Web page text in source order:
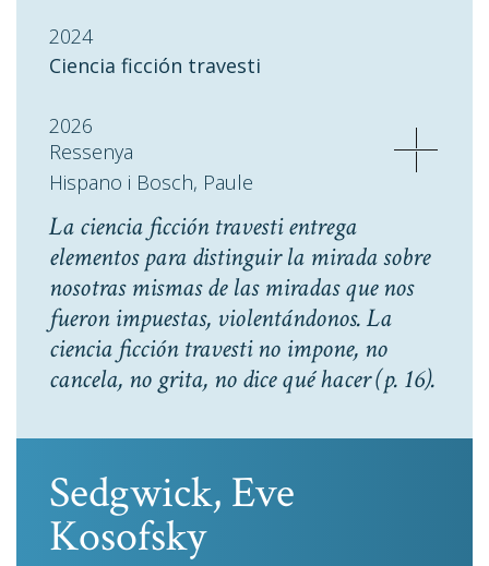
2024
Ciencia ficción travesti
2026
Ressenya
Hispano i Bosch, Paule
La ciencia ficción travesti entrega
elementos para distinguir la mirada sobre
nosotras mismas de las miradas que nos
fueron impuestas, violentándonos. La
ciencia ficción travesti no impone, no
cancela, no grita, no dice qué hacer(p. 16).
Sedgwick, Eve
Kosofsky